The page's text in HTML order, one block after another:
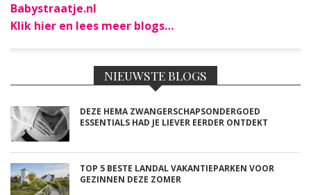
Babystraatje.nl
Klik hier en lees meer blogs…
NIEUWSTE BLOGS
DEZE HEMA ZWANGERSCHAPSONDERGOED
ESSENTIALS HAD JE LIEVER EERDER ONTDEKT
TOP 5 BESTE LANDAL VAKANTIEPARKEN VOOR
GEZINNEN DEZE ZOMER